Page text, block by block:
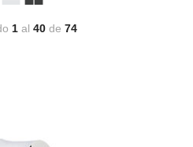
1 al40 de 74